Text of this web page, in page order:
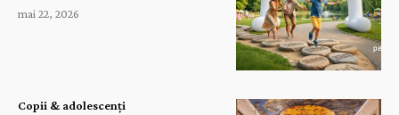
mai 22, 2026
Copii & adolescenți